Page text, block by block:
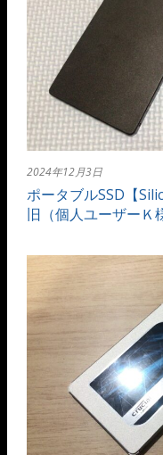
2024年12月3日
ポータブルSSD【
旧（個人ユーザーＫ